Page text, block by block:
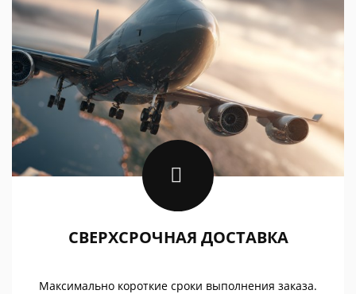
СВЕРХСРОЧНАЯ ДОСТАВКА
Максимально короткие сроки выполнения заказа.